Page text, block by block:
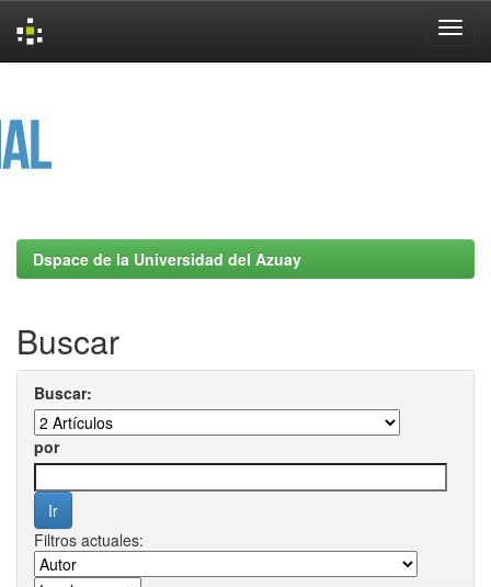
Dspace de la Universidad del Azuay
Buscar
Buscar:
por
Filtros actuales: